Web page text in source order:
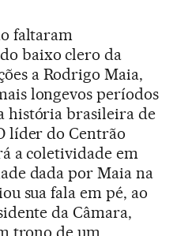
faltaram
baixo clero da
a Rodrigo Maia,
longevos períodos
história brasileira de
líder do Centrão
a coletividade em
dada por Maia na
sua fala em pé, ao
da Câmara,
trono de um